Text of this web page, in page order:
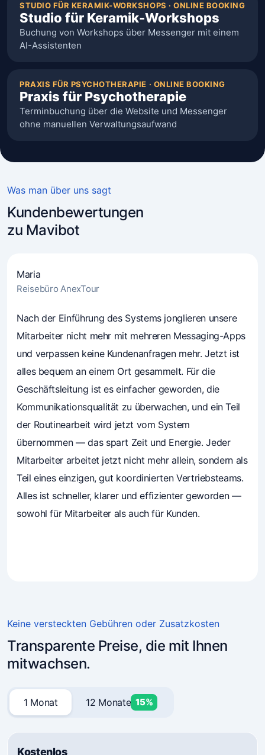
STUDIO FÜR KERAMIK-WORKSHOPS · ONLINE BOOKING
Studio für Keramik-Workshops
Buchung von Workshops über Messenger mit einem
AI-Assistenten
PRAXIS FÜR PSYCHOTHERAPIE · ONLINE BOOKING
Praxis für Psychotherapie
Terminbuchung über die Website und Messenger
ohne manuellen Verwaltungsaufwand
Was man über uns sagt
Kundenbewertungen
zu Mavibot
4.7(241)
Unternehmer vertrauen Mavibot
Maria
Reisebüro AnexTour
Nach der Einführung des Systems jonglieren unsere
Mitarbeiter nicht mehr mit mehreren Messaging-Apps
und verpassen keine Kundenanfragen mehr. Jetzt ist
alles bequem an einem Ort gesammelt. Für die
Geschäftsleitung ist es einfacher geworden, die
Kommunikationsqualität zu überwachen, und ein Teil
der Routinearbeit wird jetzt vom System
übernommen — das spart Zeit und Energie. Jeder
Mitarbeiter arbeitet jetzt nicht mehr allein, sondern als
Teil eines einzigen, gut koordinierten Vertriebsteams.
Alles ist schneller, klarer und effizienter geworden —
sowohl für Mitarbeiter als auch für Kunden.
Unternehmer vertrauen Mavibot
Keine versteckten Gebühren oder Zusatzkosten
Transparente Preise, die mit Ihnen
mitwachsen.
1 Monat 12 Monate 15%
Kostenlos